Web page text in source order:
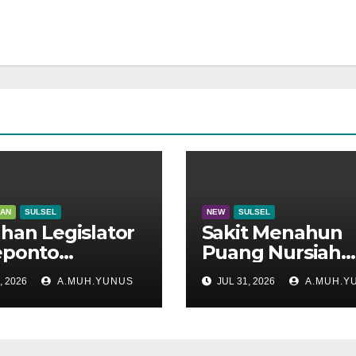
SULSEL
Legislator
di Disdik
2026 A.MUH.YUNUS
NEW SULSEL
Sakit Menahun
Puang Nursiah
Hembuskan
Terakhir
JUL 31, 2026